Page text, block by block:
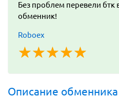
Без проблем перевели бтк
обменник!
Roboex
☆☆☆☆☆
★★★★★
Описание обменника